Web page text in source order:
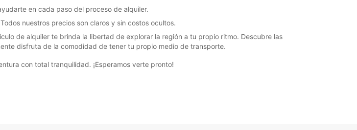
en cada paso del proceso de alquiler.
nuestros precios son claros y sin costos ocultos.
de alquiler te brinda la libertad de explorar la región a tu propio ritmo. Descubre las
disfruta de la comodidad de tener tu propio medio de transporte.
con total tranquilidad. ¡Esperamos verte pronto!